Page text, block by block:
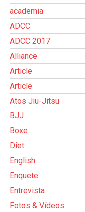
academia
ADCC
ADCC 2017
Alliance
Article
Article
Atos Jiu-Jitsu
BJJ
Boxe
Diet
English
Enquete
Entrevista
Fotos & Vídeos